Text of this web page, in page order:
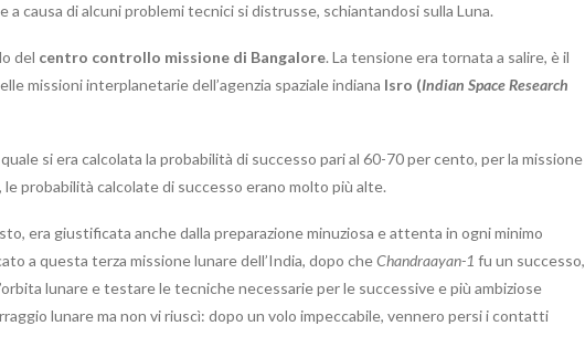
a causa di alcuni problemi tecnici si distrusse, schiantandosi sulla Luna.
del centro controllo missione di Bangalore. La tensione era tornata a salire, è il
missioni interplanetarie dell’agenzia spaziale indiana Isro (Indian Space Research
quale si era calcolata la probabilità di successo pari al 60-70 per cento, per la missione
probabilità calcolate di successo erano molto più alte.
era giustificata anche dalla preparazione minuziosa e attenta in ogni minimo
a questa terza missione lunare dell’India, dopo cheChandraayan-1 fu un successo,
lunare e testare le tecniche necessarie per le successive e più ambiziose
lunare ma non vi riuscì: dopo un volo impeccabile, vennero persi i contatti